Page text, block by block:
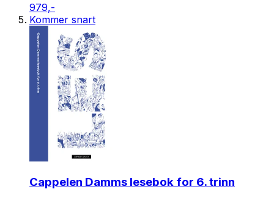
979,-
Kommer snart
Cappelen Damms lesebok for 6. trinn